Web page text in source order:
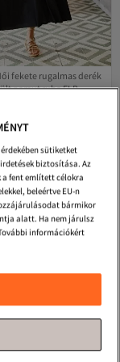
fekete rugalmas derék
pamut ruha ELB-
sütiketket
biztosítása. Az
fent említett célokra
beleértve EU-n
bármikor
alatt. Ha nem járulsz
információkért